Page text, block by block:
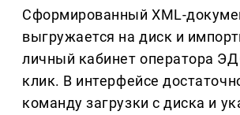
Сформированный XML-
выгружается на диск и
личный кабинет оператора
клик. В интерфейсе
команду загрузки с диска и